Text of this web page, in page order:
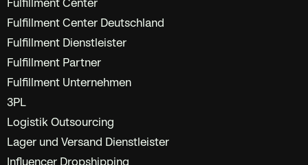
Fulfillment Center
Fulfillment Center Deutschland
Fulfillment Dienstleister
Fulfillment Partner
Fulfillment Unternehmen
3PL
Logistik Outsourcing
Lager und Versand Dienstleister
Influencer Dropshipping